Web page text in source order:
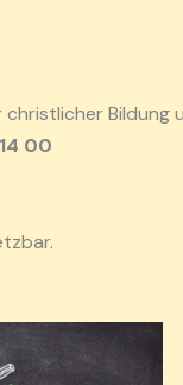
Bildung
00